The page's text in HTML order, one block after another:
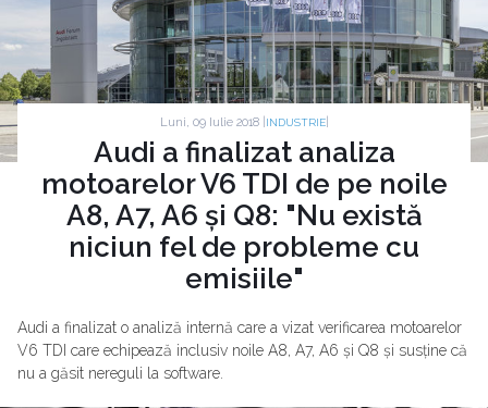
Luni, 09 Iulie 2018 | INDUSTRIE|
Audi a finalizat analiza
motoarelor V6 TDI de pe noile
A8, A7, A6 și Q8: "Nu există
niciun fel de probleme cu
emisiile"
Audi a finalizat o analiză internă care a vizat verificarea motoarelor
V6 TDI care echipează inclusiv noile A8, A7, A6 și Q8 și susține că
nu a găsit nereguli la software.